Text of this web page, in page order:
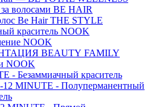
волосами BE HAIR
Be Hair THE STYLE
краситель NOOK
NOOK
BEAUTY FAMILY
NOOK
- Безаммиачный краситель
MINUTE - Полуперманентный